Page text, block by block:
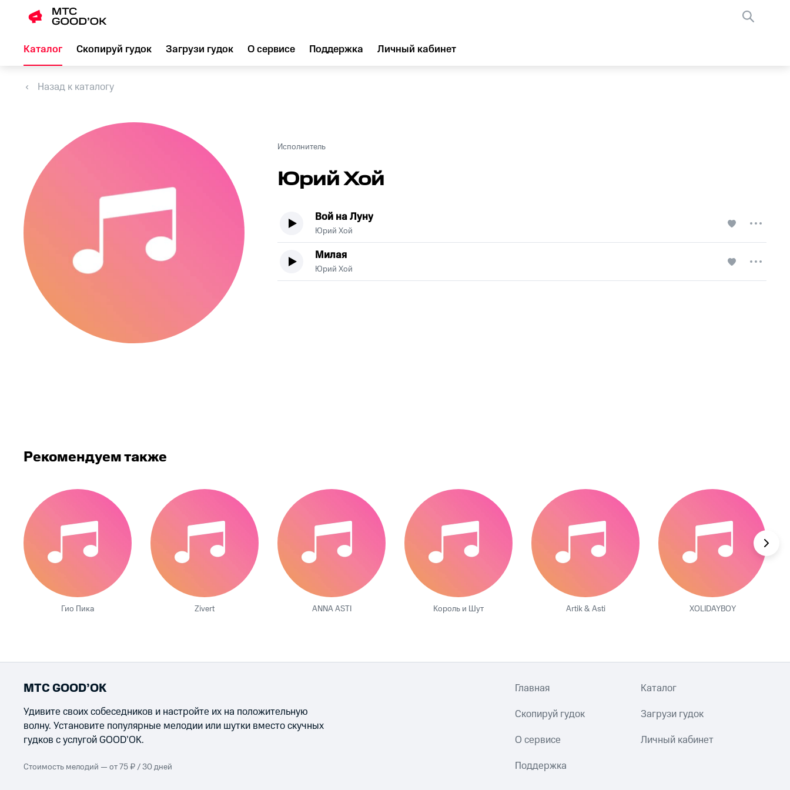
Каталог Скопируй гудок Загрузи гудок О сервисе Поддержка Личный кабинет
Назад к каталогу
Исполнитель
Юрий Хой
Вой на Луну
Юрий Хой
Милая
Юрий Хой
Рекомендуем также
Гио Пика Zivert ANNA ASTI Король и Шут Artik & Asti XOLIDAYBOY
МТС GOOD’OK
Удивите своих собеседников и настройте их на положительную
волну. Установите популярные мелодии или шутки вместо скучных
гудков с услугой GOOD’OK.
Стоимость мелодий — от 75 ₽ / 30 дней
Главная Каталог
Скопируй гудок Загрузи гудок
О сервисе Личный кабинет
Поддержка